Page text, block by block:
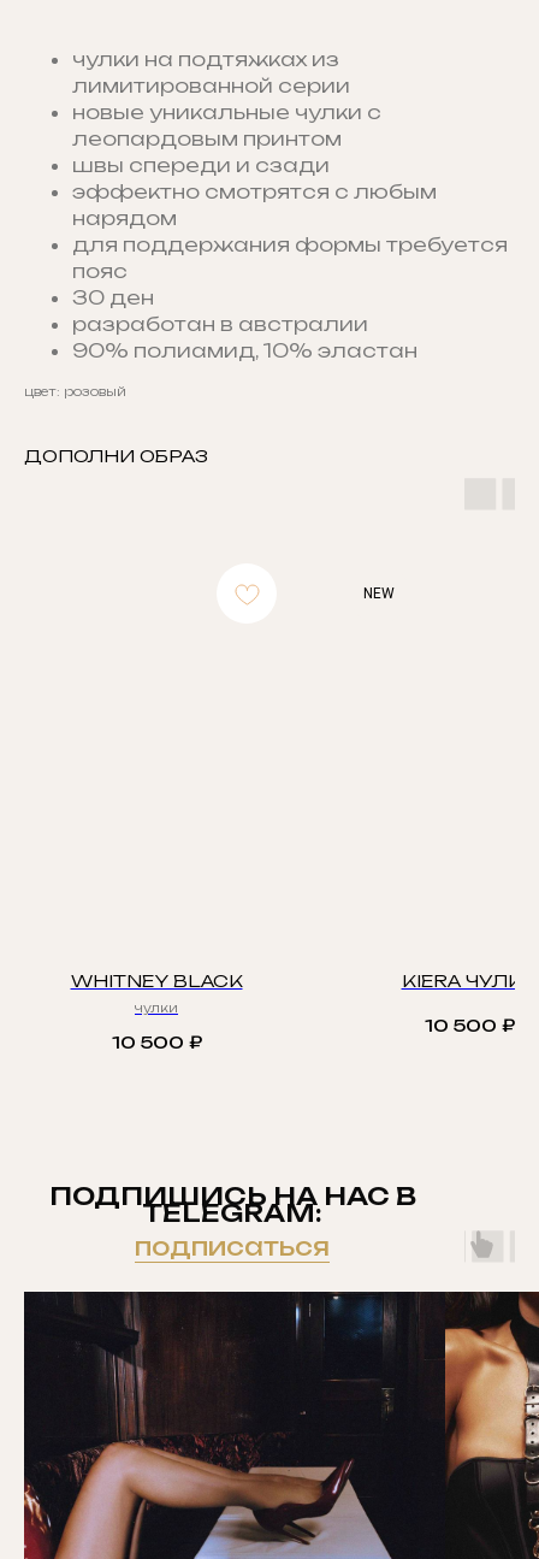
чулки на подтяжках из
лимитированной серии
новые уникальные чулки с
леопардовым принтом
швы спереди и сзади
эффектно смотрятся с любым
нарядом
для поддержания формы требуется
пояс
30 ден
разработан в австралии
90% полиамид, 10% эластан
цвет: розовый
ДОПОЛНИ ОБРАЗ
WHITNEY BLACK
чулки
10 500 ₽
NEW
KIERA ЧУЛКИ
10 500 ₽
ПОДПИШИСЬ НА НАС В
TELEGRAM:
подписаться